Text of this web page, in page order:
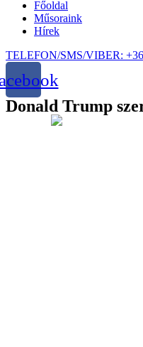
Főoldal
Műsoraink
Hírek
TELEFON/SMS/VIBER:
Donald Trump